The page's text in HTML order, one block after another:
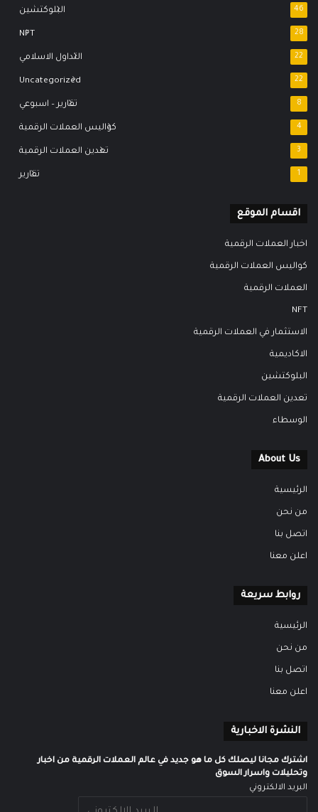
البلوكتشين 46
NFT 28
التداول الاسلامي 22
Uncategorized 22
تقارير – اسبوعي 8
كواليس العملات الرقمية 4
تعدين العملات الرقمية 3
تقارير 1
اقسام الموقع
اخبار العملات الرقمية
كواليس العملات الرقمية
العملات الرقمية
NFT
الاستثمار في العملات الرقمية
الاكاديمية
البلوكتشين
تعدين العملات الرقمية
الوسطاء
About Us
الرئيسية
من نحن
اتصل بنا
اعلن معنا
روابط سريعة
الرئيسية
من نحن
اتصل بنا
اعلن معنا
النشرة الاخبارية
اشترك مجانا ليصلك كل ما هو جديد في عالم العملات الرقمية من اخبار
وتحليلات واسرار السوق
البريد الالكتروني